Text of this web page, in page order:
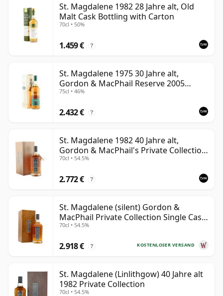
St. Magdalene 1982 28 Jahre alt, Old
Malt Cask Bottling with Carton
70cl • 50%
1.459 € ?
St. Magdalene 1975 30 Jahre alt,
Gordon & MacPhail Reserve 2005
Bottling - Cask No. 21
75cl • 46%
2.432 € ?
St. Magdalene 1982 40 Jahre alt,
Gordon & MacPhail's Private Collection
- Recollection Series #2100
70cl • 54.5%
2.772 € ?
St. Magdalene (silent) Gordon &
MacPhail Private Collection Single Cask
# 1982 40 Jahre alt
70cl • 54.5%
KOSTENLOSER VERSAND
2.918 € ?
St. Magdalene (Linlithgow) 40 Jahre alt
1982 Private Collection
70cl • 54.5%